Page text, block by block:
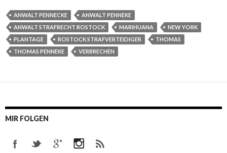
ANWALT PENNECKE
ANWALT PENNEKE
ANWALT STRAFRECHT ROSTOCK
MARIHUANA
NEW YORK
PLANTAGE
ROSTOCK STRAFVERTEIDIGER
THOMAS
THOMAS PENNEKE
VERBRECHEN
MIR FOLGEN